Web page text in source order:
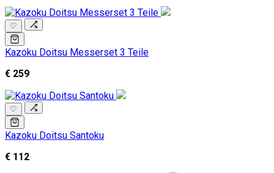
♡
Kazoku Doitsu Messerset 3 Teile
€ 259
♡
Kazoku Doitsu Santoku
€ 112